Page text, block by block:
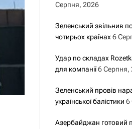
Серпня, 2026
Зеленський звільнив
чотирьох країнах 6
Удар по складах
для компанії 6 Серпня,
Зеленський провів
української балістики 6
Азербайджан готовий